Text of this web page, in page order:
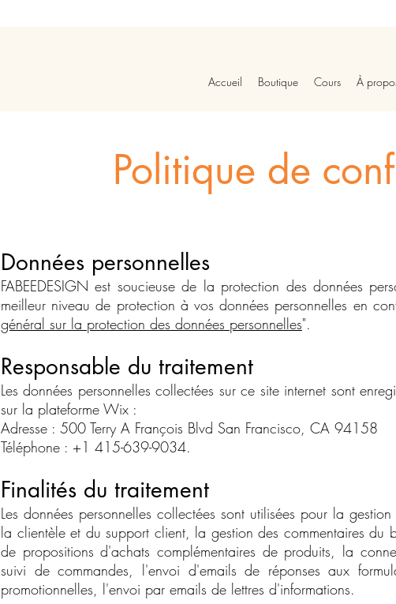
Accueil Boutique Cours À
Politique de
Données personnelles
FABEEDESIGN est soucieuse de la protection des données
meilleur niveau de protection à vos données personnelles en
général sur la protection des données personnelles".
Responsable du traitement
Les données personnelles collectées sur ce site internet sont
sur la plateforme Wix :
Adresse : 500 Terry A François Blvd San Francisco, CA 94158
Téléphone : +1 415-639-9034.
Finalités du traitement
Les données personnelles collectées sont utilisées pour la
la clientèle et du support client, la gestion des commentaires
de propositions d'achats complémentaires de produits, la
suivi de commandes, l'envoi d'emails de réponses aux
promotionnelles, l'envoi par emails de lettres d'informations.